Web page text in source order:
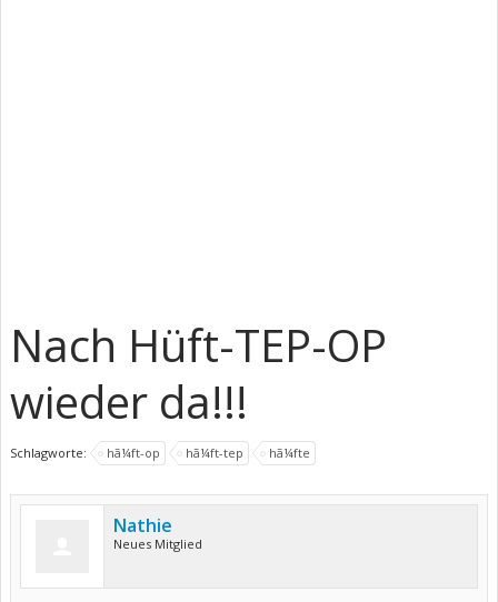
Nach Hüft-TEP-OP
wieder da!!!
Schlagworte: hã¼ft-op hã¼ft-tep hã¼fte
Nathie
Neues Mitglied